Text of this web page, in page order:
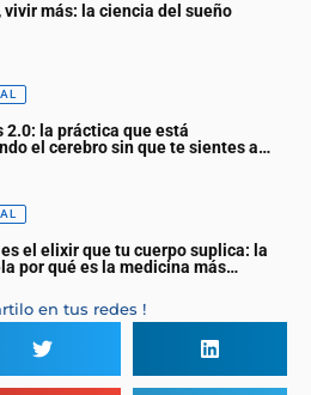
vivir más: la ciencia del sueño
2.0: la práctica que está
el cerebro sin que te sientes a
el elixir que tu cuerpo suplica: la
por qué es la medicina más
en tus redes !